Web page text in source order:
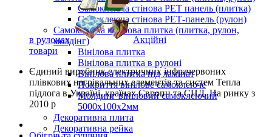
Самоклеюча стінова PET панель (плитка)
Самоклеюча стінова РЕТ-панель (рулон)
Самоклеюча вінілова плитка (плитка, рулон,
молдінг)
Вінілова плитка
Вінілова плитка в рулоні
Вінілова плитка під ламінат
Покриття вінілове самоклеюче
Молдинг вініловий самоклеючий
5000х100х2мм
Декоративна плита
Декоративна рейка
в рулонах
Акційні
товари
Єдиний виробникелектричних інфрачервоних
плівкових нагрівальних елементів та систем Тепла
підлога в Україні, країнах Європи та СНД.На ринку з
2010 р